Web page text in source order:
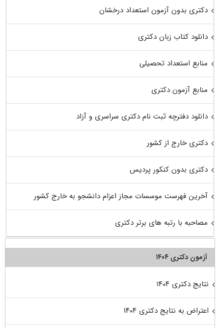
دکتری بدون آزمون استعداد درخشان
دانلود کتاب زبان دکتری
منابع استعداد تحصیلی
منابع آزمون دکتری
دانلود دفترچه ثبت نام دکتری سراسری و آزاد
دکتری خارج از کشور
دکتری بدون کنکور پردیس
آخرین فهرست موسسات مجاز اعزام دانشجو به خارج کشور
مصاحبه با رتبه های برتر دکتری
آزمون دکتری ۱۴۰۴
نتایج دکتری ۱۴۰۴
اعتراض به نتایج دکتری ۱۴۰۴